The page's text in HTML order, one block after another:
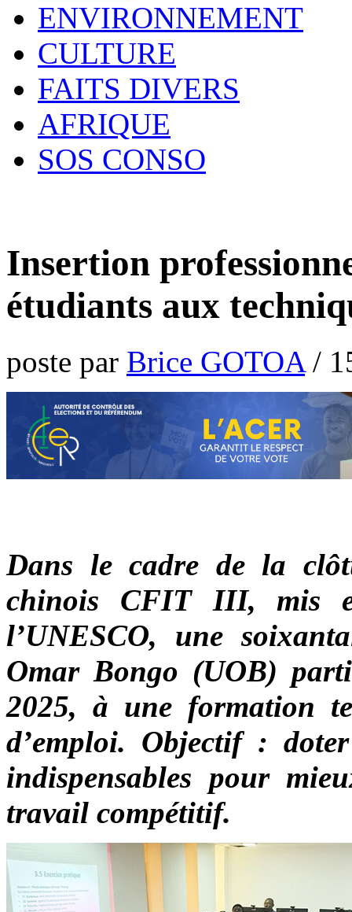
ENVIRONNEMENT
CULTURE
FAITS DIVERS
AFRIQUE
SOS CONSO
Insertion
étudiants aux
poste par Brice GOTOA/
Dans le cadre de la
chinois CFIT III, mis
l’UNESCO, une
Omar Bongo (UOB)
2025, à une formation
d’emploi. Objectif :
indispensables pour
travail compétitif.